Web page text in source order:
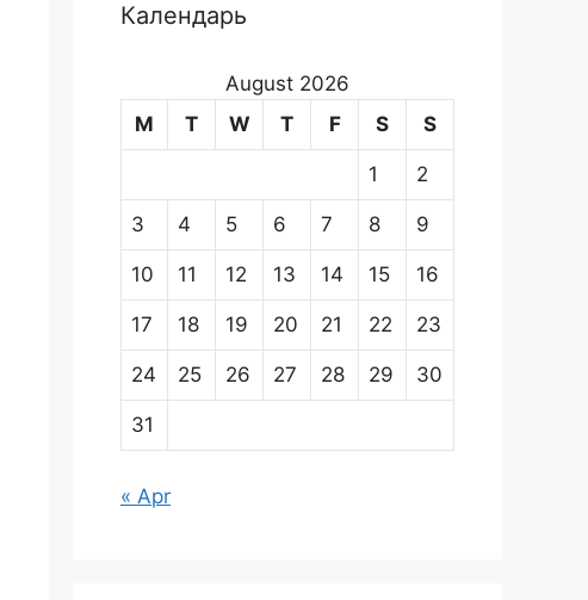
Календарь
August 2026
M
T W T F S S
1 2
3 4 5 6 7 8 9
10 11 12 13 14 15 16
17 18 19 20 21 22 23
24 25 26 27 28 29 30
31
« Apr